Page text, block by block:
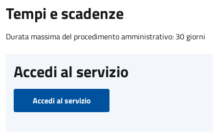
Tempi e scadenze
Durata massima del procedimento amministrativo: 30 giorni
Accedi al servizio
Accedi al servizio